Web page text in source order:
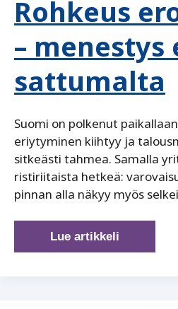
Rohkeus
– menestys
sattumalta
Suomi on polkenut
eriytyminen kiihtyy ja
sitkeästi tahmea. Samalla
ristiriitaista hetkeä:
pinnan alla näkyy myös
Rohkeus
erottautua
Lue artikkeli